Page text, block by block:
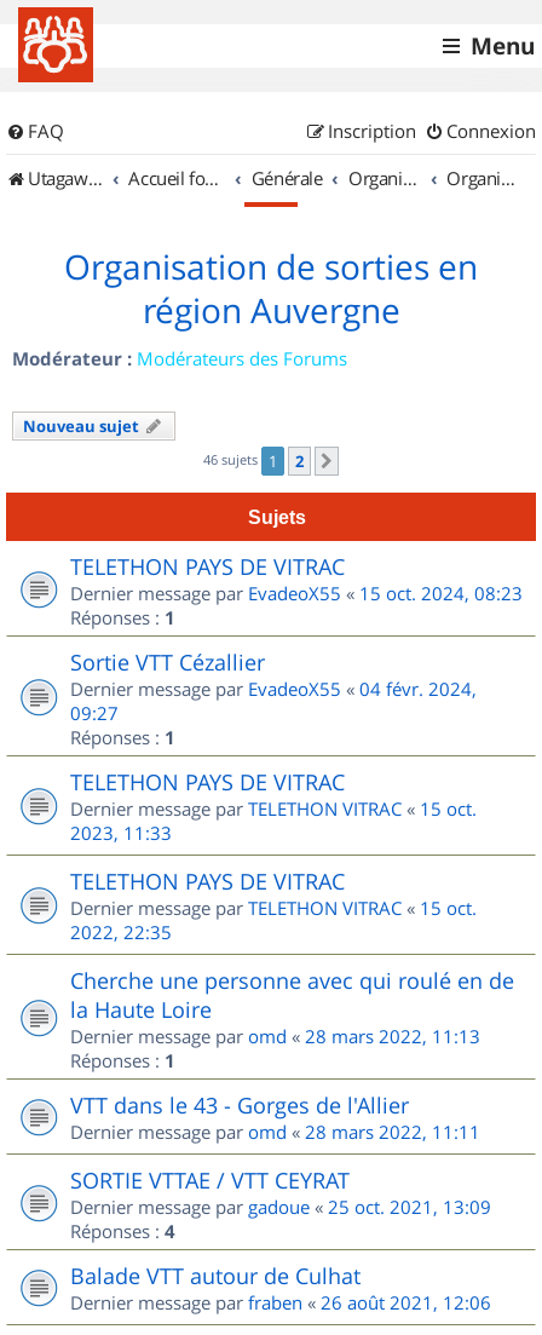
Menu
FAQ Connexion
Inscription
UtagawaVTT (Randos VTT et VTTAE avec traces GPS)
Accueil forum Générale Organisation de sorties & Recherche de partenaires Organisation de sorties en région Auvergne
Organisation de sorties en
région Auvergne
Modérateur : Modérateurs des Forums
Nouveau sujet
46 sujets 1 2
Sujets
TELETHON PAYS DE VITRAC
Dernier message par EvadeoX55 « 15 oct. 2024, 08:23
Réponses : 1
Sortie VTT Cézallier
Dernier message par EvadeoX55 « 04 févr. 2024,
09:27
Réponses : 1
TELETHON PAYS DE VITRAC
Dernier message par TELETHON VITRAC « 15 oct.
2023, 11:33
TELETHON PAYS DE VITRAC
Dernier message par TELETHON VITRAC « 15 oct.
2022, 22:35
Cherche une personne avec qui roulé en de
la Haute Loire
Dernier message par omd « 28 mars 2022, 11:13
Réponses : 1
VTT dans le 43 - Gorges de l'Allier
Dernier message par omd « 28 mars 2022, 11:11
SORTIE VTTAE / VTT CEYRAT
Dernier message par gadoue « 25 oct. 2021, 13:09
Réponses : 4
Balade VTT autour de Culhat
Dernier message par fraben « 26 août 2021, 12:06